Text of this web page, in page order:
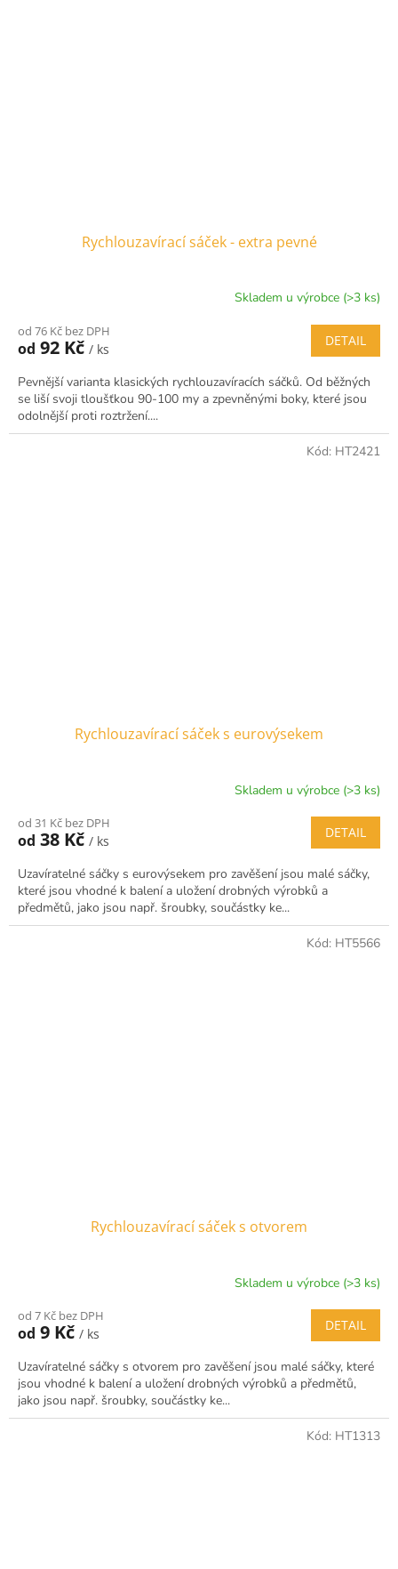
Rychlouzavírací sáček - extra pevné
Skladem u výrobce (>3 ks)
od 76 Kč bez DPH
od 92 Kč / ks
DETAIL
Pevnější varianta klasických rychlouzavíracích sáčků. Od běžných
se liší svoji tloušťkou 90-100 my a zpevněnými boky, které jsou
odolnější proti roztržení....
Rychlouzavírací sáček s eurovýsekem
Skladem u výrobce (>3 ks)
od 31 Kč bez DPH
od 38 Kč / ks
DETAIL
Uzavíratelné sáčky s eurovýsekem pro zavěšení jsou malé sáčky,
které jsou vhodné k balení a uložení drobných výrobků a
předmětů, jako jsou např. šroubky, součástky ke...
Kód: HT2421
Rychlouzavírací sáček s otvorem
Skladem u výrobce (>3 ks)
od 7 Kč bez DPH
od 9 Kč / ks
DETAIL
Uzavíratelné sáčky s otvorem pro zavěšení jsou malé sáčky, které
jsou vhodné k balení a uložení drobných výrobků a předmětů,
jako jsou např. šroubky, součástky ke...
Kód: HT5566
Kód: HT1313